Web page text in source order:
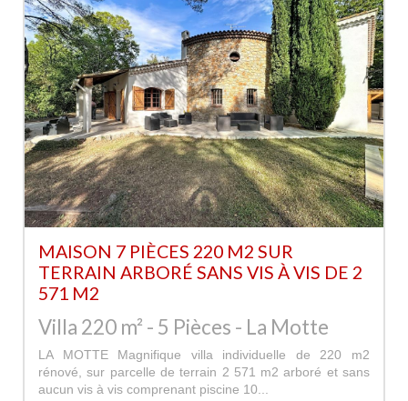
MAISON 7 PIÈCES 220 M2 SUR
TERRAIN ARBORÉ SANS VIS À VIS DE 2
571 M2
Villa 220 m² - 5 Pièces - La Motte
LA MOTTE Magnifique villa individuelle de 220 m2
rénové, sur parcelle de terrain 2 571 m2 arboré et sans
aucun vis à vis comprenant piscine 10...